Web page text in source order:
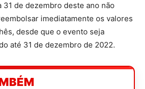
de dezembro deste ano não
imediatamente os valores
desde que o evento seja
até 31 de dezembro de 2022.